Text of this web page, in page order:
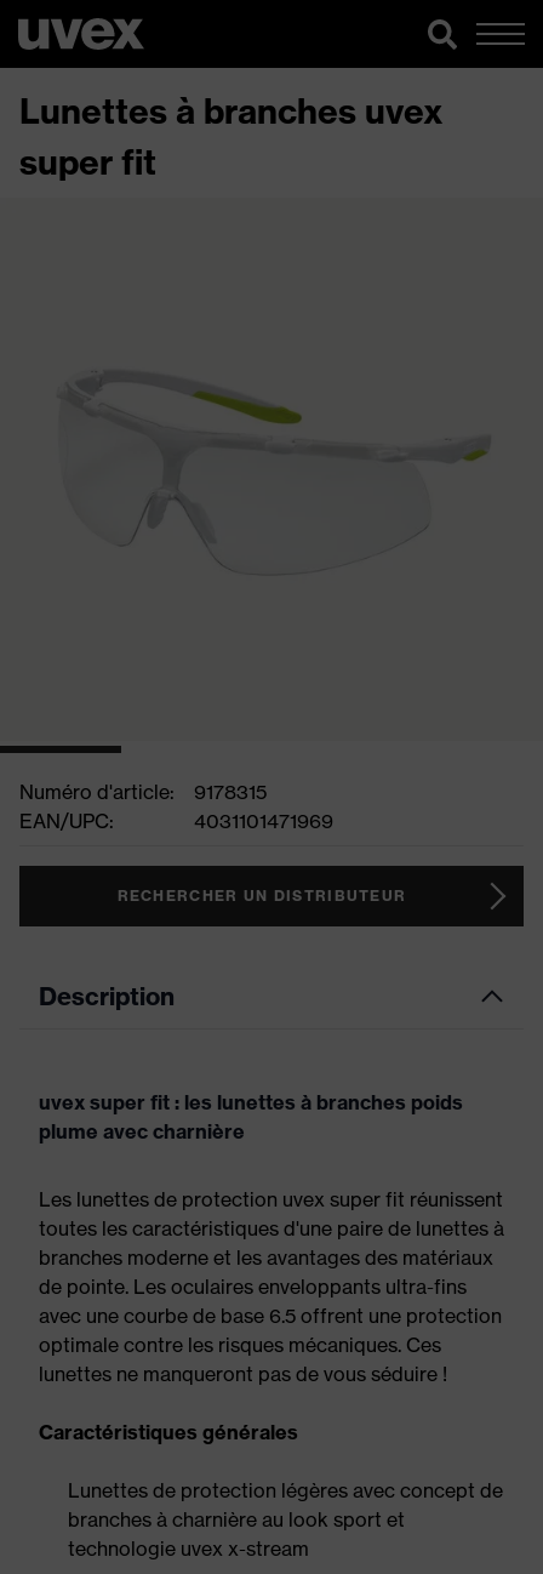
Lunettes à branches uvex
super fit
Numéro d'article:
9178315
EAN/UPC:
4031101471969
RECHERCHER UN DISTRIBUTEUR
Description
uvex super fit : les lunettes à branches poids
plume avec charnière
Les lunettes de protection uvex super fit réunissent
toutes les caractéristiques d'une paire de lunettes à
branches moderne et les avantages des matériaux
de pointe. Les oculaires enveloppants ultra-fins
avec une courbe de base 6.5 offrent une protection
optimale contre les risques mécaniques. Ces
lunettes ne manqueront pas de vous séduire !
Caractéristiques générales
Lunettes de protection légères avec concept de
branches à charnière au look sport et
technologie uvex x-stream